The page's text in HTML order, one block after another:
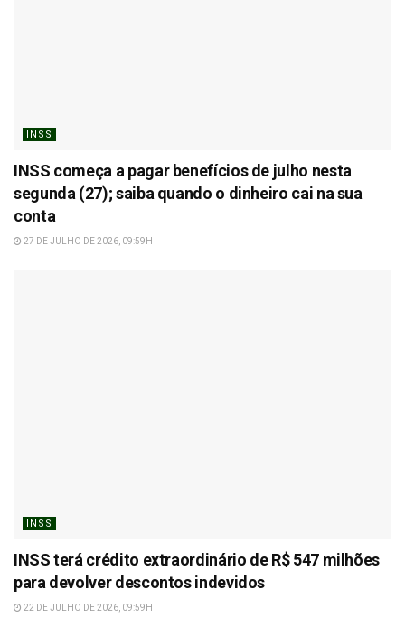
INSS
INSS começa a pagar benefícios de julho nesta
segunda (27); saiba quando o dinheiro cai na sua
conta
27 DE JULHO DE 2026, 09:59H
INSS
INSS terá crédito extraordinário de R$ 547 milhões
para devolver descontos indevidos
22 DE JULHO DE 2026, 09:59H